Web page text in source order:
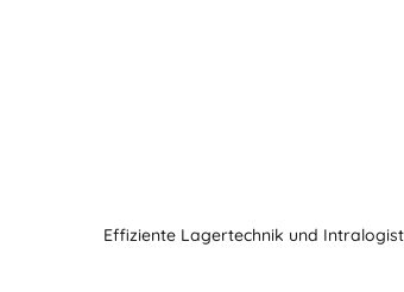
Effiziente Lagertechnik und